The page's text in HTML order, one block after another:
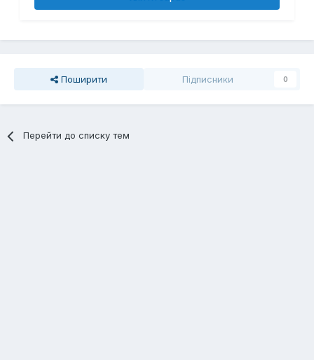
Поширити Підписники 0
Перейти до списку тем